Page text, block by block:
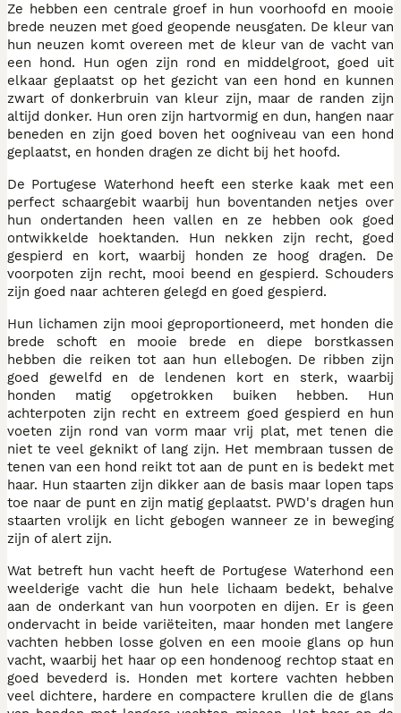
Ze hebben een centrale groef in hun voorhoofd en mooie
brede neuzen met goed geopende neusgaten. De kleur van
hun neuzen komt overeen met de kleur van de vacht van
een hond. Hun ogen zijn rond en middelgroot, goed uit
elkaar geplaatst op het gezicht van een hond en kunnen
zwart of donkerbruin van kleur zijn, maar de randen zijn
altijd donker. Hun oren zijn hartvormig en dun, hangen naar
beneden en zijn goed boven het oogniveau van een hond
geplaatst, en honden dragen ze dicht bij het hoofd.
De Portugese Waterhond heeft een sterke kaak met een
perfect schaargebit waarbij hun boventanden netjes over
hun ondertanden heen vallen en ze hebben ook goed
ontwikkelde hoektanden. Hun nekken zijn recht, goed
gespierd en kort, waarbij honden ze hoog dragen. De
voorpoten zijn recht, mooi beend en gespierd. Schouders
zijn goed naar achteren gelegd en goed gespierd.
Hun lichamen zijn mooi geproportioneerd, met honden die
brede schoft en mooie brede en diepe borstkassen
hebben die reiken tot aan hun ellebogen. De ribben zijn
goed gewelfd en de lendenen kort en sterk, waarbij
honden matig opgetrokken buiken hebben. Hun
achterpoten zijn recht en extreem goed gespierd en hun
voeten zijn rond van vorm maar vrij plat, met tenen die
niet te veel geknikt of lang zijn. Het membraan tussen de
tenen van een hond reikt tot aan de punt en is bedekt met
haar. Hun staarten zijn dikker aan de basis maar lopen taps
toe naar de punt en zijn matig geplaatst. PWD's dragen hun
staarten vrolijk en licht gebogen wanneer ze in beweging
zijn of alert zijn.
Wat betreft hun vacht heeft de Portugese Waterhond een
weelderige vacht die hun hele lichaam bedekt, behalve
aan de onderkant van hun voorpoten en dijen. Er is geen
ondervacht in beide variëteiten, maar honden met langere
vachten hebben losse golven en een mooie glans op hun
vacht, waarbij het haar op een hondenoog rechtop staat en
goed bevederd is. Honden met kortere vachten hebben
veel dichtere, hardere en compactere krullen die de glans